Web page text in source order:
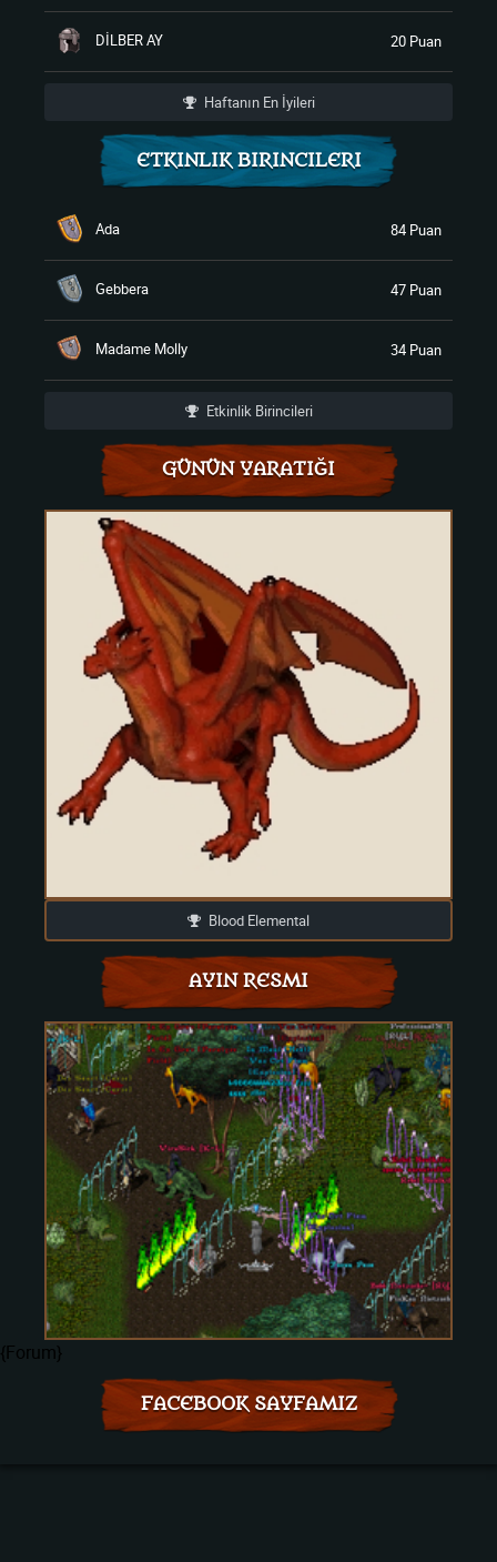
DİLBER AY 20 Puan
Haftanın En İyileri
ETKINLIK BIRINCILERI
Ada 84 Puan
Gebbera 47 Puan
Madame Molly 34 Puan
Etkinlik Birincileri
GÜNÜN YARATIĞI
Blood Elemental
AYIN RESMI
{Forum}
FACEBOOK SAYFAMIZ